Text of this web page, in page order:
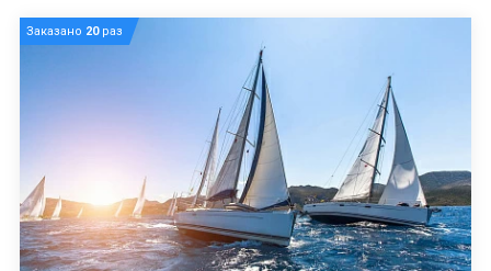
Заказано 20раз